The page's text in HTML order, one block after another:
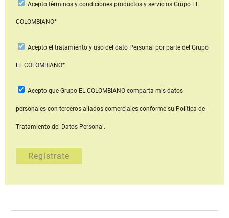
Aceptotérminos y condiciones productos y serviciosGrupo EL
COLOMBIANO*
Acepto el tratamiento y uso del dato Personal por parte del Grupo
EL COLOMBIANO*
Acepto que Grupo EL COLOMBIANOcomparta mis datos
personales con terceros aliados comerciales conforme su Política de
Tratamiento del Datos Personal.